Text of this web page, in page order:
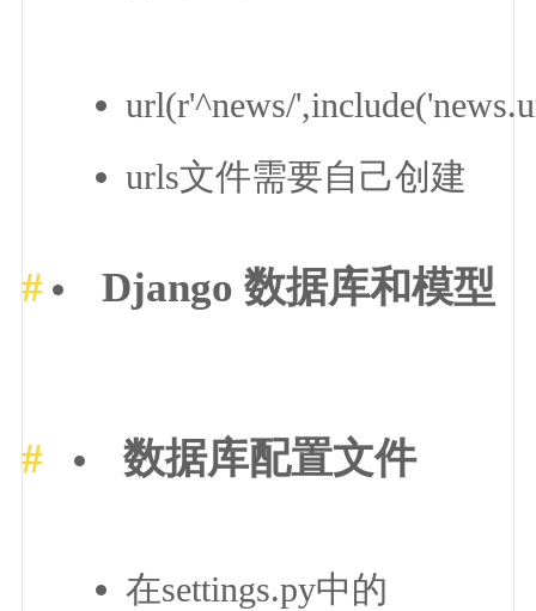
url(r'^news/
urls文件需要自己创建
Django 数据库和模型
数据库配置文件
在settings.py中的